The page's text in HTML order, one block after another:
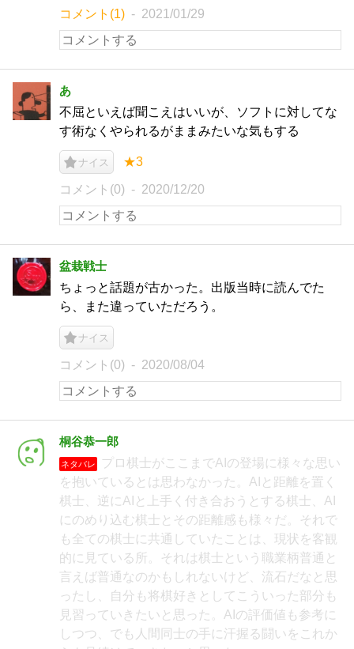
コメント(1) 2021/01/29
あ
不屈といえば聞こえはいいが、ソフトに対してな
す術なくやられるがままみたいな気もする
ナイス ★3
コメント(0) 2020/12/20
盆栽戦士
ちょっと話題が古かった。出版当時に読んでた
ら、また違っていただろう。
ナイス
コメント(0) 2020/08/04
桐谷恭一郎
ネタバレ
プロ棋士がここまでAIの登場に様々な思い
を抱いているとは思わなかった。AIと距離を置く
棋士、逆にAIと上手く付き合おうとする棋士、AI
にのめり込む棋士とその距離感も様々だ。それで
も全ての棋士に共通していたことは、現状を客観
的に見ている所。それは棋士という職業柄普通と
言えば普通なのかもしれないけど、流石だなと思
ったし、自分も将棋好きとしてこういった部分も
見習っていきたいと思った。AIの評価値も参考に
しつつ、でも人間同士の手に汗握る闘いをこれか